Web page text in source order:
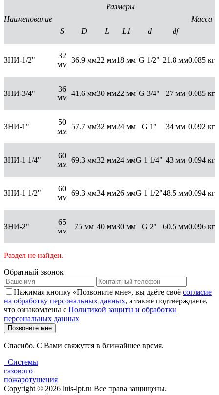
Наименование
Размеры
Масса
S
D L L1 d df
ЗНИ-1/2"
32
мм
36.9 мм22 мм18 мм G 1/2" 21.8 мм0.085 кг
ЗНИ-3/4"
36
мм
41.6 мм30 мм22 мм G 3/4" 27 мм 0.085 кг
ЗНИ-1"
50
мм
57.7 мм32 мм24 мм G 1" 34 мм 0.092 кг
ЗНИ-1 1/4"
60
мм
69.3 мм32 мм24 ммG 1 1/4" 43 мм 0.094 кг
ЗНИ-1 1/2"
60
мм
69.3 мм34 мм26 ммG 1 1/2"48.5 мм0.094 кг
ЗНИ-2"
65
мм
75 мм 40 мм30 мм G 2" 60.5 мм0.096 кг
Раздел не найден.
Обратный звонок
Нажимая кнопку «Позвоните мне», вы даёте своё согласие
на обработку персональных данных, а также подтверждаете,
что ознакомлены с Политикой защиты и обработки
персональных данных
Позвоните мне
Спасибо. С Вами свяжутся в ближайшее время.
Системы
газового
пожаротушения
Copyright © 2026 luis-lpt.ru Все права защищены.